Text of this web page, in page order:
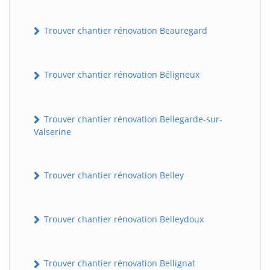
Trouver chantier rénovation Beauregard
Trouver chantier rénovation Béligneux
Trouver chantier rénovation Bellegarde-sur-
Valserine
Trouver chantier rénovation Belley
Trouver chantier rénovation Belleydoux
Trouver chantier rénovation Bellignat